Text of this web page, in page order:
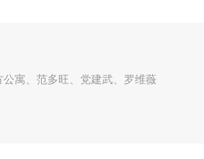
寓、范多旺、党建武、罗维薇